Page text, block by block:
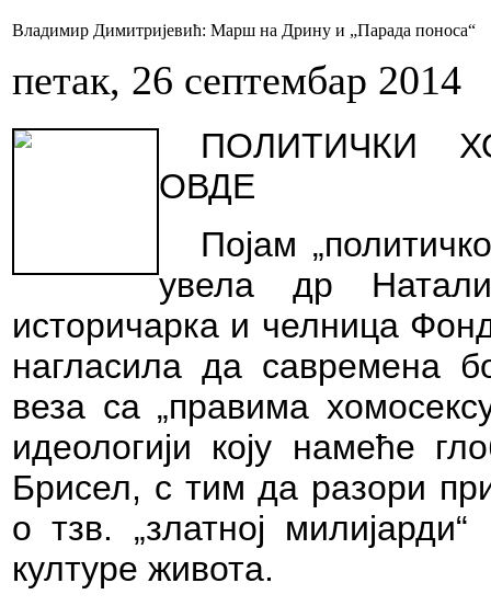
Владимир Димитријевић: Марш на Дрину и „Парада поноса“
петак, 26 септембар 2014
ПОЛИТИЧКИ
ОВДЕ
Појам
увела др
историчарка и челница
нагласила да савремена
веза са „правима
идеологији коју намеће
Брисел, с тим да разори
о тзв. „златној
културе живота.